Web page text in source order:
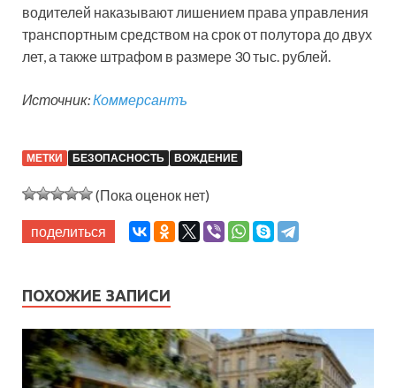
водителей наказывают лишением права управления
транспортным средством на срок от полутора до двух
лет, а также штрафом в размере 30 тыс. рублей.
Источник:Коммерсантъ
МЕТКИ БЕЗОПАСНОСТЬ ВОЖДЕНИЕ
(Пока оценок нет)
поделиться
ПОХОЖИЕ ЗАПИСИ